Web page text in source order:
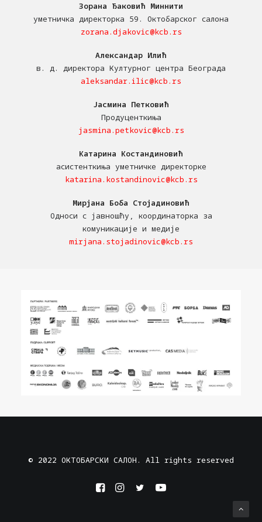
Зорана Ђаковић Миннити
уметничка директорка 59. Октобарског салона
zorana.djakovic@kcb.rs
Александар Илић
в. д. директора Културног центра Београда
aleksandar.ilic@kcb.rs
Јасмина Петковић
Продуценткиња
jasmina.petkovic@kcb.rs
Катарина Костандиновић
асистенткиња уметничке директорке
katarina.kostandinovic@kcb.rs
Мирјана Боба Стојадиновић
Односи с јавношћу, координаторка за
комуникације и медије
mirjana.stojadinovic@kcb.rs
© 2022 ОКТОБАРСКИ САЛОН. All rights reserved